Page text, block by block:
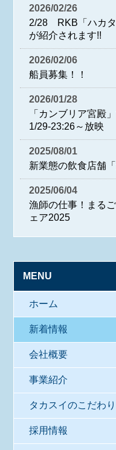
2026/02/26
2/28 RKB「ハカタ
が紹介されます!!
2026/02/06
船員募集！！
2026/01/28
「カンブリア宮殿
1/29-23:26～放映
2025/08/01
新業態の飲食店舗
2025/06/04
漁師の仕事！まる
ェア2025
MENU
ホーム
新着情報
会社概要
事業紹介
タカスイのこだわり
採用情報